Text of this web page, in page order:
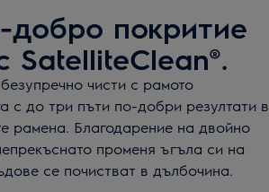
добро покритие
SatelliteClean®.
чисти с рамото
с до три пъти по-добри резултати в
рамена. Благодарение на двойно
променя ъгъла си на
се почистват в дълбочина.